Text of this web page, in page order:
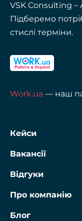
VSK Consulting –
Підберемо
стислі терміни.
Work.ua — наш
Кейси
Вакансії
Відгуки
Про компанію
Блог